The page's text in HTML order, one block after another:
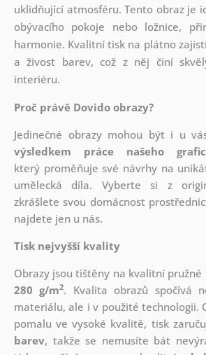
uklidňující atmosféru. Tento obraz je
obývacího pokoje nebo ložnice,
harmonie. Kvalitní tisk na plátno
a živost barev, což z něj činí
interiéru.
Proč právě Dovido obrazy?
Jedinečné obrazy mohou být i u
výsledkem práce našeho
který proměňuje své návrhy na
umělecká díla. Vyberte si z
zkrášlete svou domácnost
najdete jen u nás.
Tisk nejvyšší kvality
Obrazy jsou tištěny na kvalitní
280 g/m2. Kvalita obrazů spočívá
materiálu, ale i v použité technologii.
pomalu ve vysoké kvalitě, tisk
barev, takže se nemusíte bát